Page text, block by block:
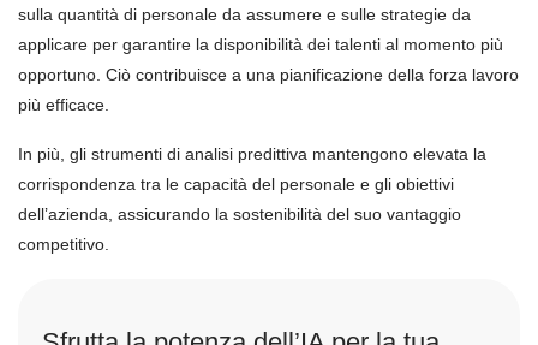
sulla quantità di personale da assumere e sulle strategie da
applicare per garantire la disponibilità dei talenti al momento più
opportuno. Ciò contribuisce a una pianificazione della forza lavoro
più efficace.
In più, gli strumenti di analisi predittiva mantengono elevata la
corrispondenza tra le capacità del personale e gli obiettivi
dell’azienda, assicurando la sostenibilità del suo vantaggio
competitivo.